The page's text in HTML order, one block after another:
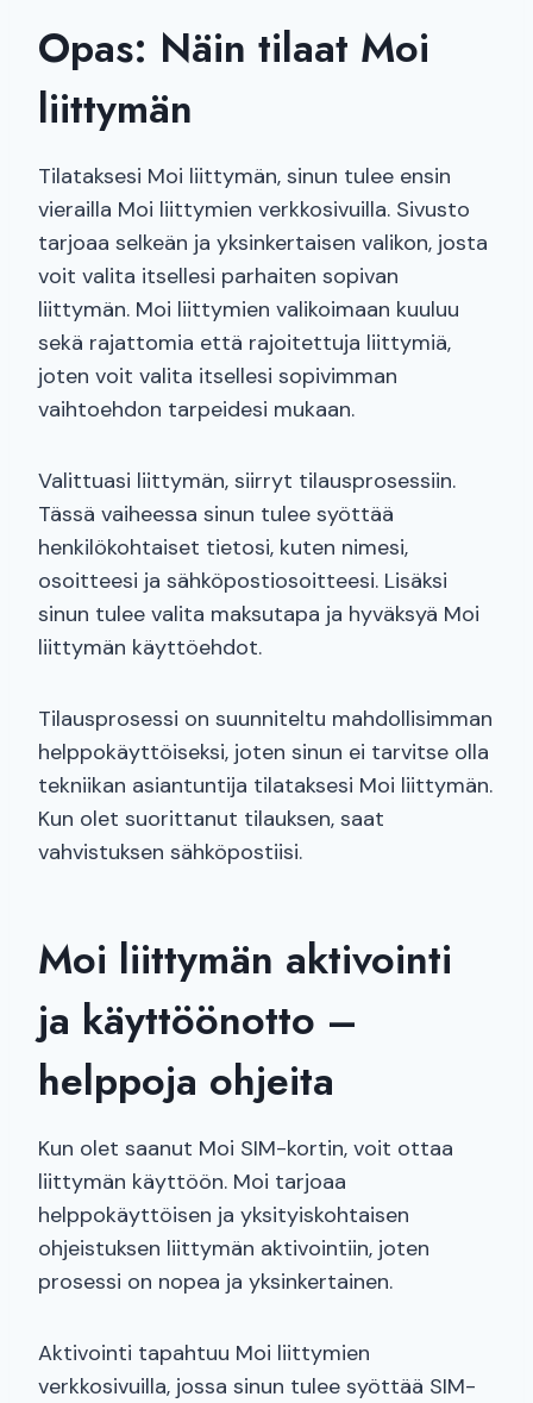
Opas: Näin tilaat Moi
liittymän
Tilataksesi Moi liittymän, sinun tulee ensin
vierailla Moi liittymien verkkosivuilla. Sivusto
tarjoaa selkeän ja yksinkertaisen valikon, josta
voit valita itsellesi parhaiten sopivan
liittymän. Moi liittymien valikoimaan kuuluu
sekä rajattomia että rajoitettuja liittymiä,
joten voit valita itsellesi sopivimman
vaihtoehdon tarpeidesi mukaan.
Valittuasi liittymän, siirryt tilausprosessiin.
Tässä vaiheessa sinun tulee syöttää
henkilökohtaiset tietosi, kuten nimesi,
osoitteesi ja sähköpostiosoitteesi. Lisäksi
sinun tulee valita maksutapa ja hyväksyä Moi
liittymän käyttöehdot.
Tilausprosessi on suunniteltu mahdollisimman
helppokäyttöiseksi, joten sinun ei tarvitse olla
tekniikan asiantuntija tilataksesi Moi liittymän.
Kun olet suorittanut tilauksen, saat
vahvistuksen sähköpostiisi.
Moi liittymän aktivointi
ja käyttöönotto –
helppoja ohjeita
Kun olet saanut Moi SIM-kortin, voit ottaa
liittymän käyttöön. Moi tarjoaa
helppokäyttöisen ja yksityiskohtaisen
ohjeistuksen liittymän aktivointiin, joten
prosessi on nopea ja yksinkertainen.
Aktivointi tapahtuu Moi liittymien
verkkosivuilla, jossa sinun tulee syöttää SIM-